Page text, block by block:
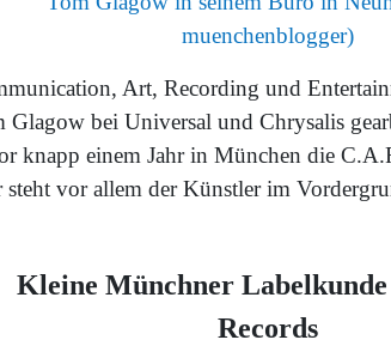
Art, Recording und
Glagow bei Universal und Chrysalis
knapp einem Jahr in München die
steht vor allem der Künstler im
Kleine Münchner
Records